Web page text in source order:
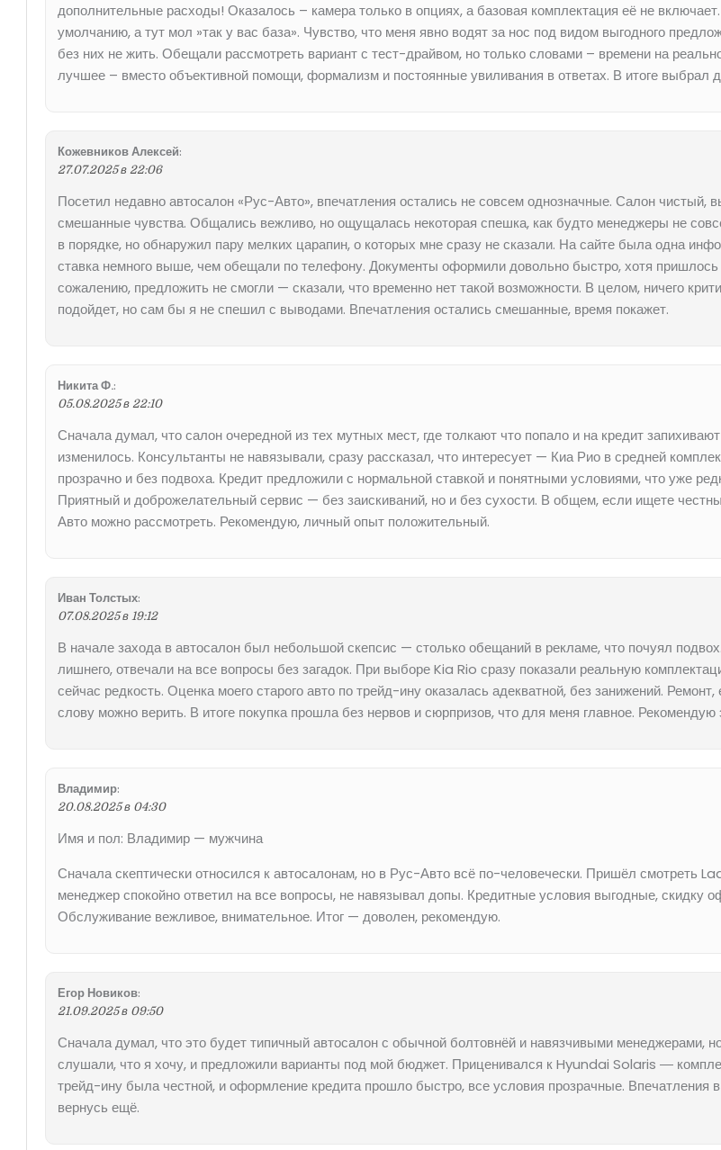
дополнительные расходы! Оказалось – камера только в опциях, а базовая комплектация её не
умолчанию, а тут мол »так у вас база». Чувство, что меня явно водят за нос под видом выгодного
без них не жить. Обещали рассмотреть вариант с тест-драйвом, но только словами – времени на
лучшее – вместо объективной помощи, формализм и постоянные увиливания в ответах. В итоге выбрал
Кожевников Алексей:
27.07.2025 в 22:06
Посетил недавно автосалон «Рус-Авто», впечатления остались не совсем однозначные. Салон чистый,
смешанные чувства. Общались вежливо, но ощущалась некоторая спешка, как будто менеджеры не
в порядке, но обнаружил пару мелких царапин, о которых мне сразу не сказали. На сайте была одна
ставка немного выше, чем обещали по телефону. Документы оформили довольно быстро, хотя
сожалению, предложить не смогли — сказали, что временно нет такой возможности. В целом, ничего
подойдет, но сам бы я не спешил с выводами. Впечатления остались смешанные, время покажет.
Никита Ф.:
05.08.2025 в 22:10
Сначала думал, что салон очередной из тех мутных мест, где толкают что попало и на кредит
изменилось. Консультанты не навязывали, сразу рассказал, что интересует — Киа Рио в средней
прозрачно и без подвоха. Кредит предложили с нормальной ставкой и понятными условиями, что уже
Приятный и доброжелательный сервис — без заискиваний, но и без сухости. В общем, если ищете
Авто можно рассмотреть. Рекомендую, личный опыт положительный.
Иван Толстых:
07.08.2025 в 19:12
В начале захода в автосалон был небольшой скепсис — столько обещаний в рекламе, что почуял
лишнего, отвечали на все вопросы без загадок. При выборе Kia Rio сразу показали реальную
сейчас редкость. Оценка моего старого авто по трейд-ину оказалась адекватной, без занижений.
слову можно верить. В итоге покупка прошла без нервов и сюрпризов, что для меня главное.
Владимир:
20.08.2025 в 04:30
Имя и пол: Владимир — мужчина
Сначала скептически относился к автосалонам, но в Рус-Авто всё по-человечески. Пришёл
менеджер спокойно ответил на все вопросы, не навязывал допы. Кредитные условия выгодные,
Обслуживание вежливое, внимательное. Итог — доволен, рекомендую.
Егор Новиков:
21.09.2025 в 09:50
Сначала думал, что это будет типичный автосалон с обычной болтовнёй и навязчивыми менеджерами,
слушали, что я хочу, и предложили варианты под мой бюджет. Приценивался к Hyundai Solaris ―
трейд-ину была честной, и оформление кредита прошло быстро, все условия прозрачные.
вернусь ещё.